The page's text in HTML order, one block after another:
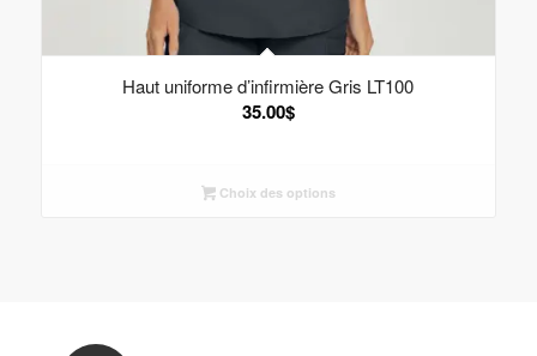
Haut uniforme d’infirmière Gris LT100
35.00$
Choix des options